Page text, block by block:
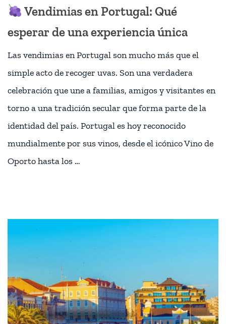
Vendimias en Portugal: Qué
esperar de una experiencia única
Las vendimias en Portugal son mucho más que el
simple acto de recoger uvas. Son una verdadera
celebración que une a familias, amigos y visitantes en
torno a una tradición secular que forma parte de la
identidad del país. Portugal es hoy reconocido
mundialmente por sus vinos, desde el icónico Vino de
Oporto hasta los …